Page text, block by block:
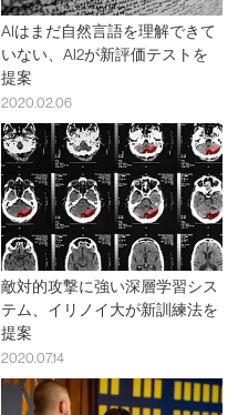
AIはまだ自然言語を理解できて
いない、AI2が新評価テストを
提案
2020.02.06
敵対的攻撃に強い深層学習シス
テム、イリノイ大が新訓練法を
提案
2020.07.14